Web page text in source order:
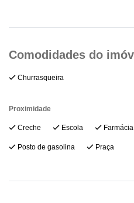
Churrasqueira
Proximidade
Creche Escola Farmácia
Posto de gasolina Praça